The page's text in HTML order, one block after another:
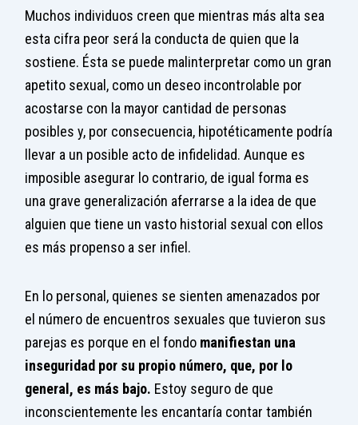
Muchos individuos creen que mientras más alta sea
esta cifra peor será la conducta de quien que la
sostiene. Ésta se puede malinterpretar como un gran
apetito sexual, como un deseo incontrolable por
acostarse con la mayor cantidad de personas
posibles y, por consecuencia, hipotéticamente podría
llevar a un posible acto de infidelidad. Aunque es
imposible asegurar lo contrario, de igual forma es
una grave generalización aferrarse a la idea de que
alguien que tiene un vasto historial sexual con ellos
es más propenso a ser infiel.
En lo personal, quienes se sienten amenazados por
el número de encuentros sexuales que tuvieron sus
parejas es porque en el fondo manifiestan una
inseguridad por su propio número, que, por lo
general, es más bajo. Estoy seguro de que
inconscientemente les encantaría contar también